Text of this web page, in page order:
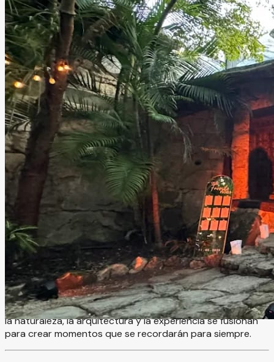
Kuha Casa del Agua
Playa del Carmen, Quintana Roo Salón, Jardín
Información
En medio de la selva maya, Kuha Casa del Agua es una
locación privada que parece sacada del paraíso. Su
hermoso cenote y entorno natural crean un escenario
único para celebraciones inolvidables. Cada detalle del
lugar lo convierte en una auténtica obra de arte, con
puertas y ventanas traídas desde templos de la India,
aportando un toque místico y exclusivo. Un espacio donde
la naturaleza, la arquitectura y la experiencia se fusionan
para crear momentos que se recordarán para siempre.